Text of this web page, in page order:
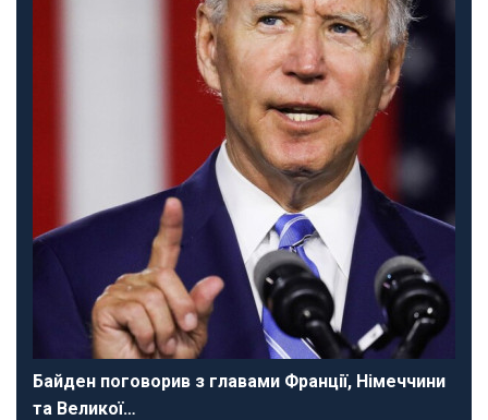
Байден поговорив з главами Франції, Німеччини
та Великої…